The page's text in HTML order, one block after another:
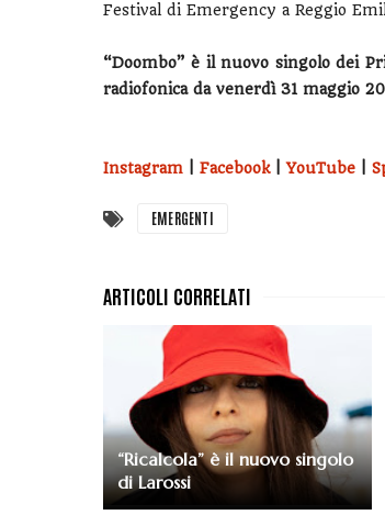
Festival di Emergency a Reggio
“Doombo” è il nuovo singolo dei
radiofonica da venerdì 31 maggio
Instagram Facebook|YouTube
EMERGENTI
“Ricalcola” è il nuovo singolo
di Larossi